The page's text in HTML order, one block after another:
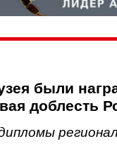
были
доблесть